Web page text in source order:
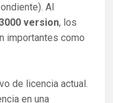
Al
version, los
importantes como
de licencia actual.
en una